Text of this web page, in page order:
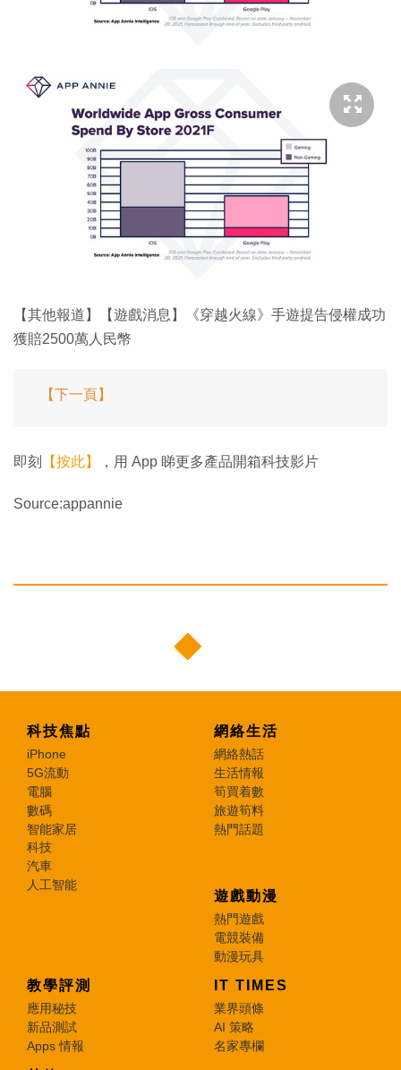
【其他報道】【遊戲消息】《穿越火線》手遊提告侵權成功
獲賠2500萬人民幣
【下一頁】
即刻 【按此】 ，用 App 睇更多產品開箱科技影片
Source:appannie
科技焦點
iPhone
5G流動
電腦
數碼
智能家居
科技
汽車
人工智能
網絡生活
網絡熱話
生活情報
筍買着數
旅遊筍料
熱門話題
遊戲動漫
熱門遊戲
電競裝備
動漫玩具
教學評測
應用秘技
新品測試
Apps 情報
IT TIMES
業界頭條
AI 策略
名家專欄